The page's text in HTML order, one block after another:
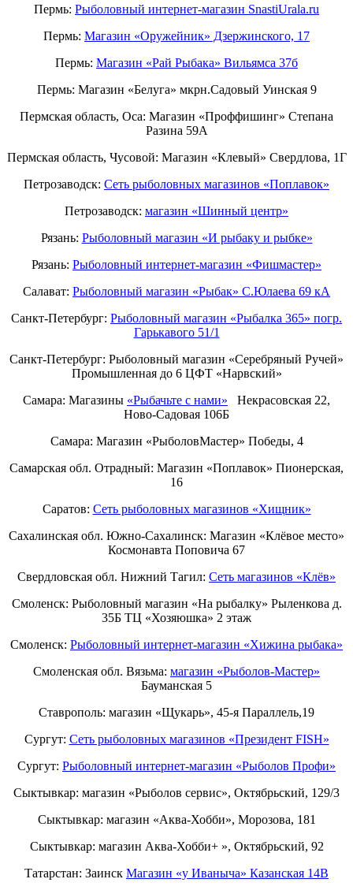
Пермь: Рыболовный интернет-магазин SnastiUrala.ru
Пермь: Магазин «Оружейник» Дзержинского, 17
Пермь: Магазин «Рай Рыбака» Вильямса 37б
Пермь: Магазин «Белуга» мкрн.Садовый Уинская 9
Пермская область, Оса: Магазин «Проффишинг» Степана
Разина 59А
Пермская область, Чусовой: Магазин «Клевый» Свердлова, 1Г
Петрозаводск: Сеть рыболовных магазинов «Поплавок»
Петрозаводск: магазин «Шинный центр»
Рязань: Рыболовный магазин «И рыбаку и рыбке»
Рязань: Рыболовный интернет-магазин «Фишмастер»
Салават: Рыболовный магазин «Рыбак» С.Юлаева 69 кА
Санкт-Петербург: Рыболовный магазин «Рыбалка 365» погр.
Гарькавого 51/1
Санкт-Петербург: Рыболовный магазин «Серебряный Ручей»
Промышленная до 6 ЦФТ «Нарвский»
Самара: Магазины «Рыбачьте с нами» Некрасовская 22,
Ново-Садовая 106Б
Самара: Магазин «РыболовМастер» Победы, 4
Самарская обл. Отрадный: Магазин «Поплавок» Пионерская,
16
Саратов: Сеть рыболовных магазинов «Хищник»
Сахалинская обл. Южно-Сахалинск: Магазин «Клёвое место»
Космонавта Поповича 67
Свердловская обл. Нижний Тагил: Cеть магазинов «Клёв»
Смоленск: Рыболовный магазин «На рыбалку» Рыленкова д.
35Б ТЦ «Хозяюшка» 2 этаж
Смоленск: Рыболовный интернет-магазин «Хижина рыбака»
Смоленская обл. Вязьма: магазин «Рыболов-Мастер»
Бауманская 5
Ставрополь: магазин «Щукарь», 45-я Параллель,19
Сургут: Сеть рыболовных магазинов «Президент FISH»
Сургут: Рыболовный интернет-магазин «Рыболов Профи»
Сыктывкар: магазин «Рыболов сервис», Октябрьский, 129/3
Сыктывкар: магазин «Аква-Хобби», Морозова, 181
Сыктывкар: магазин Аква-Хобби+ », Октябрьский, 92
Татарстан: Заинск Магазин «у Иваныча» Казанская 14В